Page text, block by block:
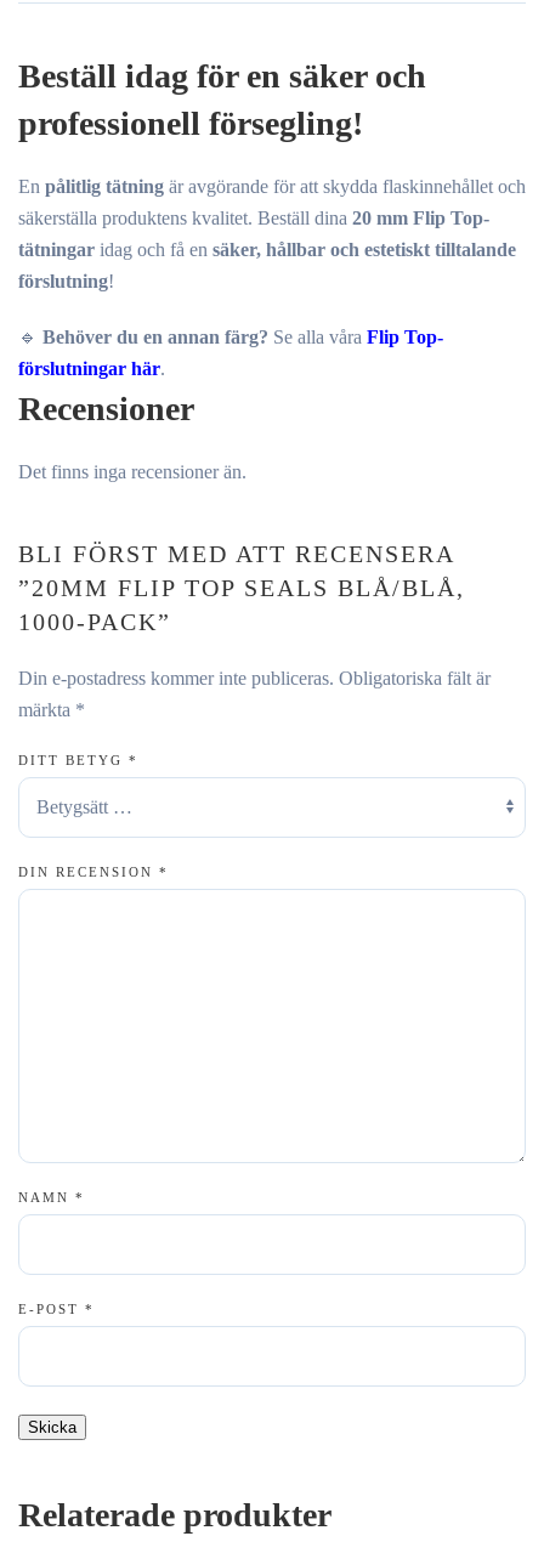
Beställ idag för en säker och
professionell försegling!
En pålitlig tätning är avgörande för att skydda flaskinnehållet och
säkerställa produktens kvalitet. Beställ dina 20 mm Flip Top-
tätningar idag och få en säker, hållbar och estetiskt tilltalande
förslutning!
🔹 Behöver du en annan färg? Se alla våra Flip Top-
förslutningar här.
Recensioner
Det finns inga recensioner än.
BLI FÖRST MED ATT RECENSERA
”20MM FLIP TOP SEALS BLÅ/BLÅ,
1000-PACK”
Din e-postadress kommer inte publiceras. Obligatoriska fält är
märkta *
DITT BETYG *
DIN RECENSION *
NAMN *
E-POST *
Relaterade produkter